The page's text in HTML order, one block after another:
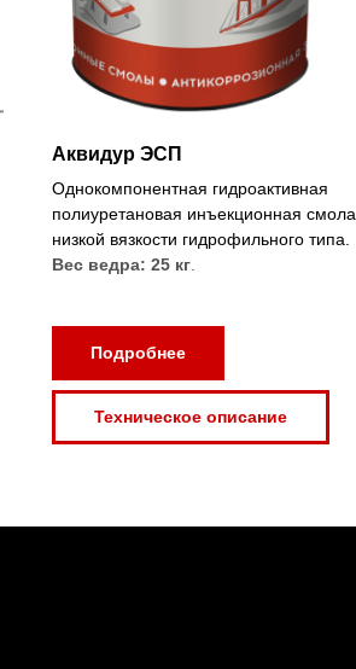
Аквидур ЭСП
Однокомпонентная гидроактивная
полиуретановая инъекционная смола
низкой вязкости гидрофильного типа.
Вес ведра: 25 кг
Подробнее
Техническое описание